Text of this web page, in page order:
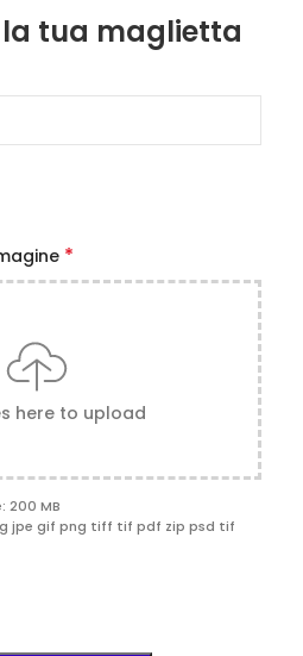
la tua maglietta
*
here to upload
200 MB
jpe gif png tiff tif pdf zip psd tif